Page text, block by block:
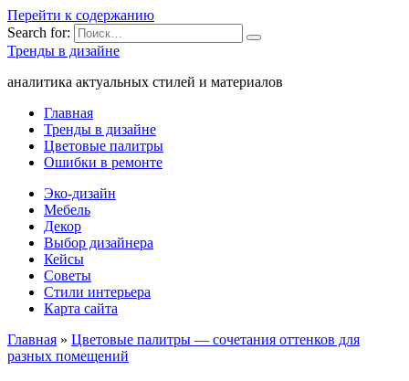
Перейти к содержанию
Search for:
Тренды в дизайне
аналитика актуальных стилей и материалов
Главная
Тренды в дизайне
Цветовые палитры
Ошибки в ремонте
Эко-дизайн
Мебель
Декор
Выбор дизайнера
Кейсы
Советы
Стили интерьера
Карта сайта
Главная » Цветовые палитры — сочетания оттенков для
разных помещений